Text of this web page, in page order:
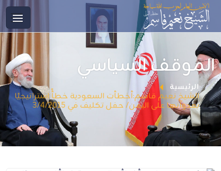
الموقف السياسي
الرئيسية
الشيخ نعيم قاسم:أخطأت السعودية خطأً استراتيجيًا
بعدوانها على اليمن/ حفل تكليف في 3/4/2015